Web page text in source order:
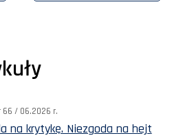
66 / 06.2026 r.
na krytykę. Niezgoda na hejt